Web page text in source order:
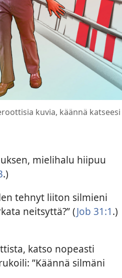
kuvia, käännä katseesi
mielihalu hiipuu
.)
tehnyt liiton silmieni
neitsyttä?” (Job 31:1.)
katso nopeasti
”Käännä silmäni